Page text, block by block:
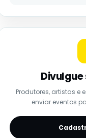
Produtores, artistas e
enviar eventos